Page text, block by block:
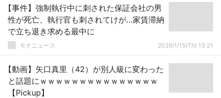
【事件】強制執行中に刺された保証会社の男
性が死亡、執行官も刺されてけが…家賃滞納
で立ち退き求める最中に
モナニュース 2026/1/15(Th) 13:21
【動画】矢口真里（42）が別人級に変わった
と話題にｗｗｗｗｗｗｗｗｗｗｗｗｗｗｗ
【Pickup】